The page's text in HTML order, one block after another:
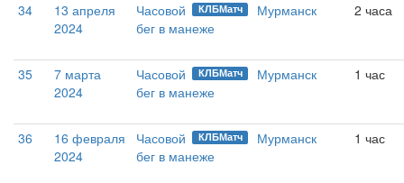
34
13 апреля
2024
КЛБМатч
Часовой
бег в манеже
Мурманск 2 часа
35
7 марта
2024
КЛБМатч
Часовой
бег в манеже
Мурманск 1 час
36
16 февраля
2024
КЛБМатч
Часовой
бег в манеже
Мурманск 1 час